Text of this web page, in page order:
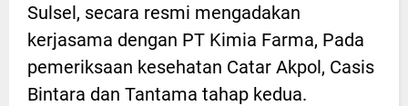
Sulsel, secara resmi mengadakan
kerjasama dengan PT Kimia Farma, Pada
pemeriksaan kesehatan Catar Akpol, Casis
Bintara dan Tantama tahap kedua.